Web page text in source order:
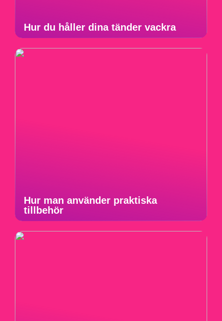
Hur du håller dina tänder vackra
Hur man använder praktiska
tillbehör